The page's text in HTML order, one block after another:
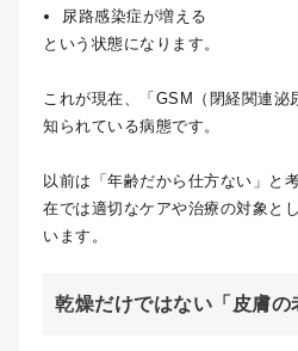
尿路感染症が増える
という状態になります。
これが現在、「GSM（閉経関連泌
知られている病態です。
以前は「年齢だから仕方ない」と
在では適切なケアや治療の対象と
います。
乾燥だけではない「皮膚の